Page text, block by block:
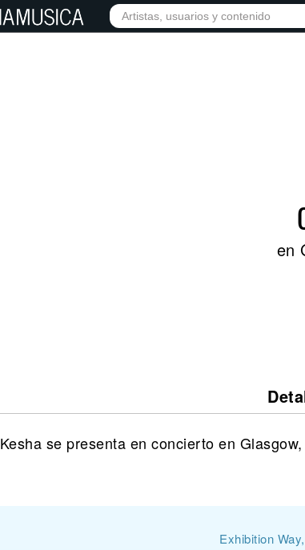
INICIO ARTISTAS RED SOCIAL
en
Kesha se presenta en concierto en
Exhibition